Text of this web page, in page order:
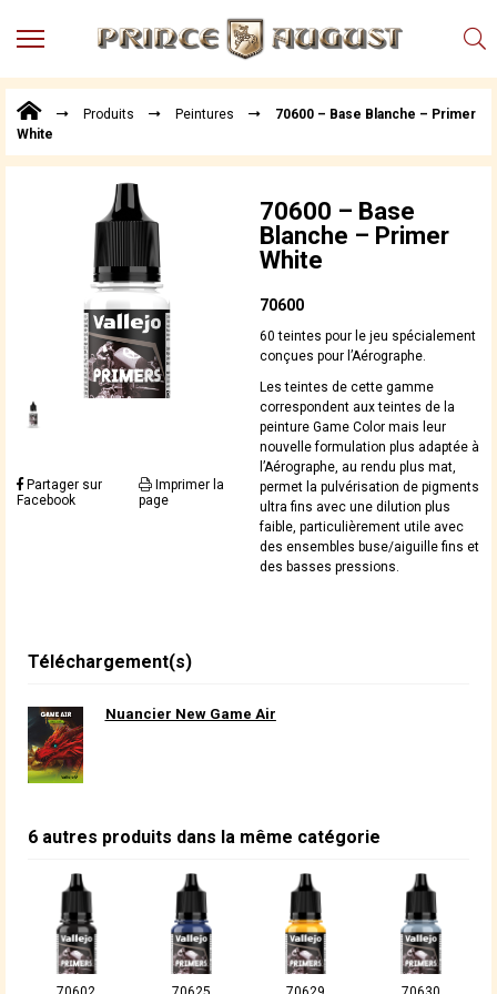
MENU
Points
Vente
Actualités
Téléchargements
Techniques,
trucs et
astuces
Vidéos
Produits Peintures
70600 – Base Blanche – Primer
White
Partager sur
Facebook
Imprimer la
page
70600 – Base
Blanche – Primer
White
70600
60 teintes pour le jeu spécialement
conçues pour l’Aérographe.
Les teintes de cette gamme
correspondent aux teintes de la
peinture Game Color mais leur
nouvelle formulation plus adaptée à
l’Aérographe, au rendu plus mat,
permet la pulvérisation de pigments
ultra fins avec une dilution plus
faible, particulièrement utile avec
des ensembles buse/aiguille fins et
des basses pressions.
Téléchargement(s)
Nuancier New Game Air
6 autres produits dans la même catégorie